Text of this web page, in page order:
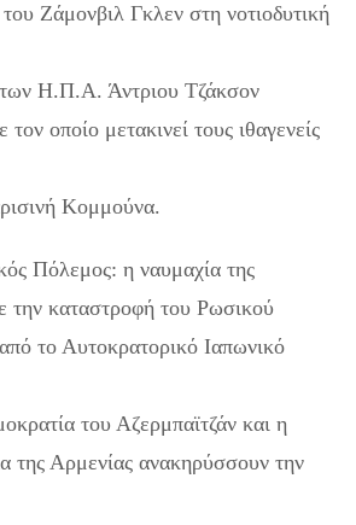
Ζάμονβιλ Γκλεν στη νοτιοδυτική
Η.Π.Α. Άντριου Τζάκσον
οποίο μετακινεί τους ιθαγενείς
Κομμούνα.
Πόλεμος: η ναυμαχία της
την καταστροφή του Ρωσικού
το Αυτοκρατορικό Ιαπωνικό
του Αζερμπαϊτζάν και η
της Αρμενίας ανακηρύσσουν την